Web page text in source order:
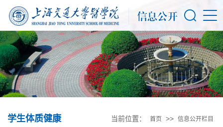
学生体质健康 当前位置： 首页 >> 信息公开栏目